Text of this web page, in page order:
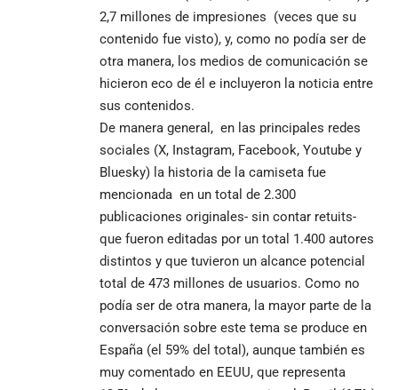
2,7 millones de impresiones (veces que su
contenido fue visto), y, como no podía ser de
otra manera, los medios de comunicación se
hicieron eco de él e incluyeron la noticia entre
sus contenidos.
De manera general, en las principales redes
sociales (X, Instagram, Facebook, Youtube y
Bluesky) la historia de la camiseta fue
mencionada en un total de 2.300
publicaciones originales- sin contar retuits-
que fueron editadas por un total 1.400 autores
distintos y que tuvieron un alcance potencial
total de 473 millones de usuarios. Como no
podía ser de otra manera, la mayor parte de la
conversación sobre este tema se produce en
España (el 59% del total), aunque también es
muy comentado en EEUU, que representa